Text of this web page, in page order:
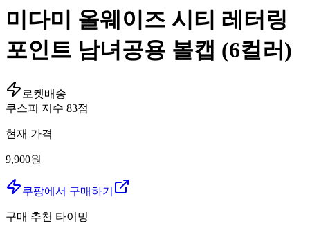
미다미 올웨이즈 시티 레터링
포인트 남녀공용 볼캡 (6컬러)
로켓배송
쿠스피 지수 83점
현재 가격
9,900원
쿠팡에서 구매하기
구매 추천 타이밍